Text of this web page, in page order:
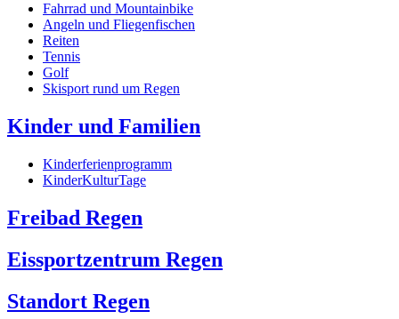
Fahrrad und Mountainbike
Angeln und Fliegenfischen
Reiten
Tennis
Golf
Skisport rund um Regen
Kinder und Familien
Kinderferienprogramm
KinderKulturTage
Freibad Regen
Eissportzentrum Regen
Standort Regen